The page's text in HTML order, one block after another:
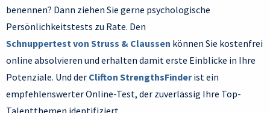
benennen? Dann ziehen Sie gerne psychologische
Persönlichkeitstests zu Rate. Den
Schnuppertest von Struss & Claussen können Sie kostenfrei
online absolvieren und erhalten damit erste Einblicke in Ihre
Potenziale. Und der Clifton StrengthsFinderist ein
empfehlenswerter Online-Test, der zuverlässig Ihre Top-